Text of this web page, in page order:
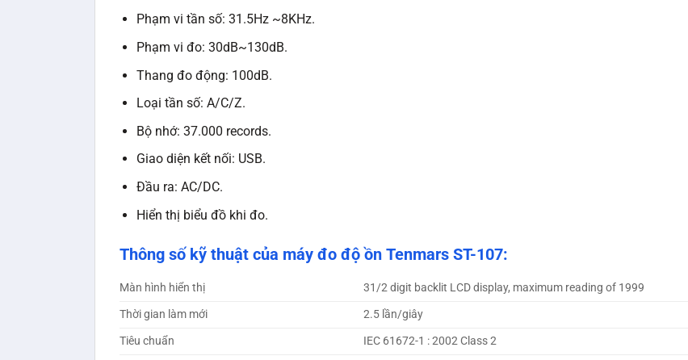
Phạm vi tần số: 31.5Hz ~8KHz.
Phạm vi đo: 30dB~130dB.
Thang đo động: 100dB.
Loại tần số: A/C/Z.
Bộ nhớ: 37.000 records.
Giao diện kết nối: USB.
Đầu ra: AC/DC.
Hiển thị biểu đồ khi đo.
Thông số kỹ thuật của máy đo độ ồn Tenmars ST-107:
Màn hình hiển thị
31/2 digit backlit LCD display, maximum reading of 1999
Thời gian làm mới
2.5 lần/giây
Tiêu chuẩn
IEC 61672-1 : 2002 Class 2